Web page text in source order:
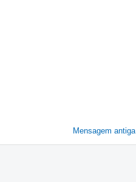
Mensagem antiga